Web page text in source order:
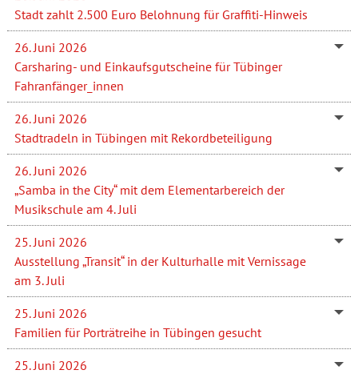
Stadt zahlt 2.500 Euro Belohnung für Graffiti-Hinweis
26. Juni 2026
Carsharing- und Einkaufsgutscheine für Tübinger
Fahranfänger_innen
26. Juni 2026
Stadtradeln in Tübingen mit Rekordbeteiligung
26. Juni 2026
„Samba in the City“ mit dem Elementarbereich der
Musikschule am 4. Juli
25. Juni 2026
Ausstellung „Transit“ in der Kulturhalle mit Vernissage
am 3. Juli
25. Juni 2026
Familien für Porträtreihe in Tübingen gesucht
25. Juni 2026